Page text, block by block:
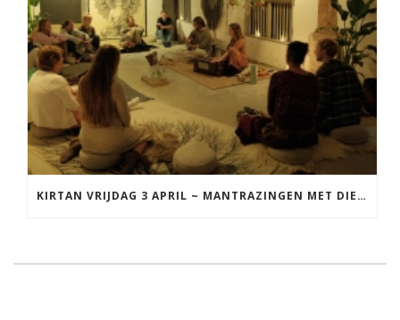
KIRTAN VRIJDAG 3 APRIL ~ MANTRAZINGEN MET DIEDERICK IN LEEUWARDEN